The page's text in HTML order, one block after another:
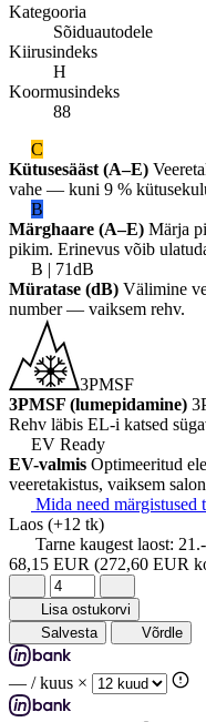
Kategooria
Sõiduautodele
Kiirusindeks
H
Koormusindeks
88
C
Kütusesääst (A–E)
vahe — kuni 9 %
B
Märghaare (A–E) Märja
pikim. Erinevus võib
B | 71dB
Müratase (dB) Välimine
number — vaiksem rehv.
3PMSF
3PMSF (lumepidamine)
Rehv läbis EL-i katsed
EV Ready
EV-valmis Optimeeritud
veeretakistus, vaiksem
Mida need märgistused
Laos (+12 tk)
Tarne kaugest laost:
68,15 EUR (272,60 EUR
Lisa ostukorvi
Salvesta
Võrdle
— / kuus ×